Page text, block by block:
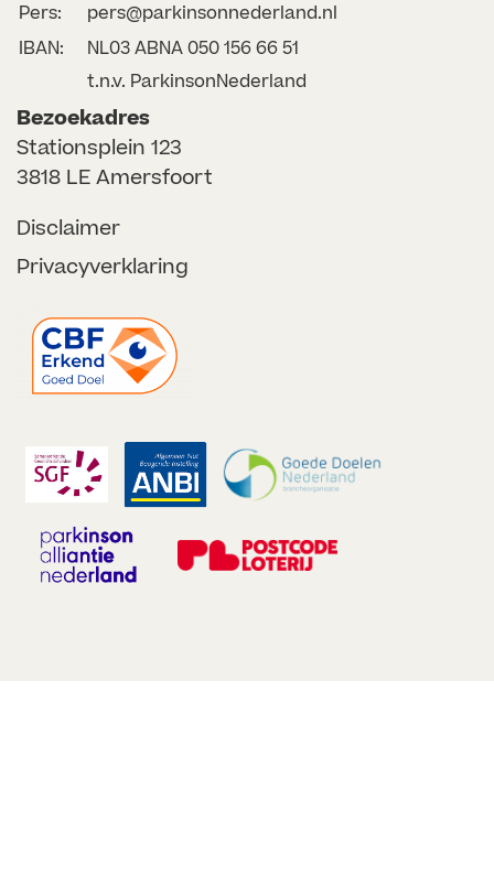
Pers:
pers@parkinsonnederland.nl
IBAN:
NL03 ABNA 050 156 66 51
t.n.v. ParkinsonNederland
Bezoekadres
Stationsplein 123
3818 LE Amersfoort
Disclaimer
Privacyverklaring